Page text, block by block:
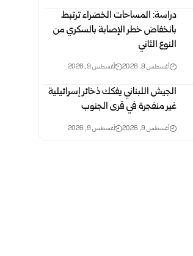
دراسة: المساحات الخضراء ترتبط
بانخفاض خطر الإصابة بالسكري من
النوع الثاني
أغسطس 9, 2026 أغسطس 9, 2026
الجيش اللبناني يفكك ذخائر إسرائيلية
غير منفجرة في قرى الجنوب
أغسطس 9, 2026 أغسطس 9, 2026